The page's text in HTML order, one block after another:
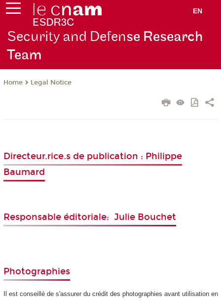
EN
Security and Defense Research
Team
Home Legal Notice
Directeur.rice.s de publication : Philippe
Baumard
Responsable éditoriale: Julie Bouchet
Photographies
Il est conseillé de s'assurer du crédit des photographies avant utilisation en